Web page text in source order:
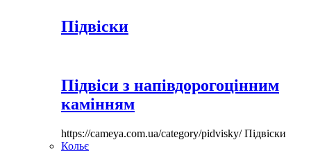
Підвіски
Підвіси з напівдорогоцінним
камінням
https://cameya.com.ua/category/pidvisky/Підвіски
Кольє